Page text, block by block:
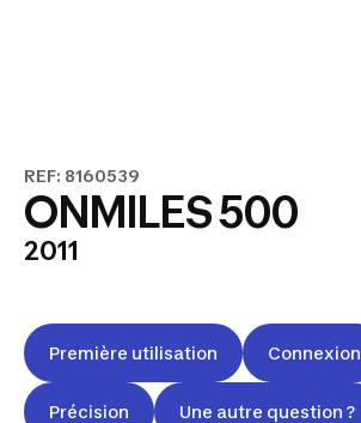
REF: 8160539
ONMILES 500
2011
Première utilisation Connexion
Précision Une autre question ?